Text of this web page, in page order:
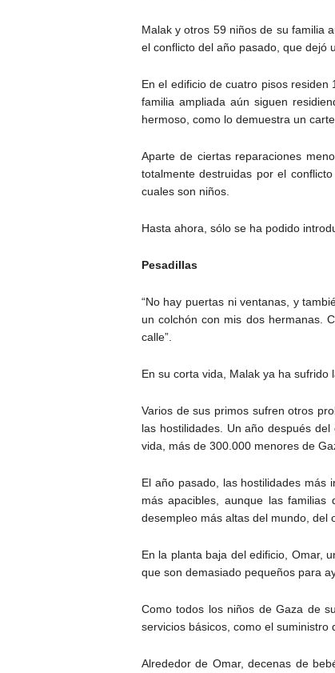
Malak y otros 59 niños de su familia
el conflicto del año pasado, que dejó
En el edificio de cuatro pisos
familia ampliada aún siguen
hermoso, como lo demuestra un
Aparte de ciertas reparaciones
totalmente destruidas por el
cuales son niños.
Hasta ahora, sólo se ha podido
Pesadillas
“No hay puertas ni ventanas, y
un colchón con mis dos hermanas.
calle”.
En su corta vida, Malak ya ha sufrido
Varios de sus primos sufren otros
las hostilidades. Un año después
vida, más de 300.000 menores de
El año pasado, las hostilidades más
más apacibles, aunque las
desempleo más altas del mundo, del
En la planta baja del edificio, Omar,
que son demasiado pequeños para
Como todos los niños de Gaza de
servicios básicos, como el suministro
Alrededor de Omar, decenas de